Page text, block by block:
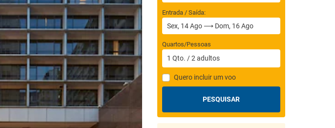
Entrada / Saída:
Quartos/Pessoas
1 Qto. /2 adultos
Quero incluir um voo
PESQUISAR